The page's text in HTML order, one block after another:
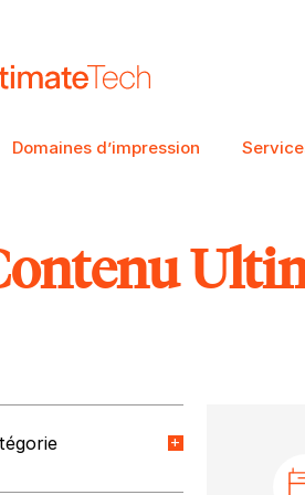
Domaines d’impression
RECHERCHE